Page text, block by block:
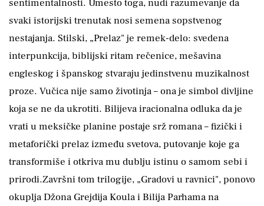
sentimentalnosti. Umesto toga, nudi razumevanje da
svaki istorijski trenutak nosi semena sopstvenog
nestajanja. Stilski, „Prelaz" je remek-delo: svedena
interpunkcija, biblijski ritam rečenice, mešavina
engleskog i španskog stvaraju jedinstvenu muzikalnost
proze. Vučica nije samo životinja – ona je simbol divljine
koja se ne da ukrotiti. Bilijeva iracionalna odluka da je
vrati u meksičke planine postaje srž romana – fizički i
metaforički prelaz između svetova, putovanje koje ga
transformiše i otkriva mu dublju istinu o samom sebi i
prirodi.Završni tom trilogije, „Gradovi u ravnici", ponovo
okuplja Džona Grejdija Koula i Bilija Parhama na